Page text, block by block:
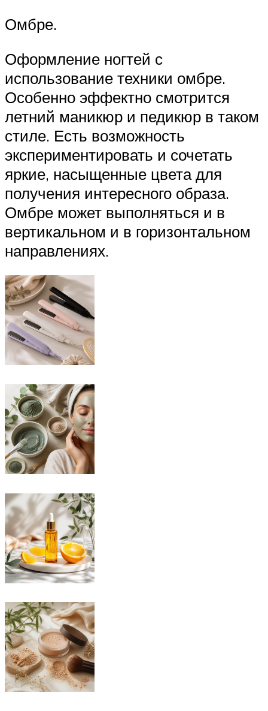
Омбре.
Оформление ногтей с
использование техники омбре.
Особенно эффектно смотрится
летний маникюр и педикюр в таком
стиле. Есть возможность
экспериментировать и сочетать
яркие, насыщенные цвета для
получения интересного образа.
Омбре может выполняться и в
вертикальном и в горизонтальном
направлениях.